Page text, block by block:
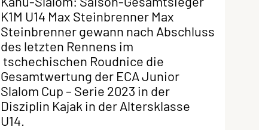
K1M U14 Max Steinbrenner Max
Steinbrenner gewann nach Abschluss
des letzten Rennens im
tschechischen Roudnice die
Gesamtwertung der ECA Junior
Slalom Cup – Serie 2023 in der
Disziplin Kajak in der Altersklasse
U14.